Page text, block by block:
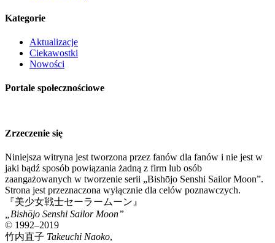
Kategorie
Aktualizacje
Ciekawostki
Nowości
Portale społecznościowe
Zrzeczenie się
Niniejsza witryna jest tworzona przez fanów dla fanów i nie jest w
jaki bądź sposób powiązania żadną z firm lub osób
zaangażowanych w tworzenie serii „Bishōjo Senshi Sailor Moon”.
Strona jest przeznaczona wyłącznie dla celów poznawczych.
『美少女戦士セーラームーン』
„Bishōjo Senshi Sailor Moon”
© 1992–2019
竹内直子 Takeuchi Naoko,